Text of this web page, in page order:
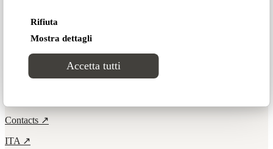
Rifiuta
Mostra dettagli
Accetta tutti
Products ↗
Download ↗
Progetti ↗
Designer ↗
Contacts ↗
ITA ↗